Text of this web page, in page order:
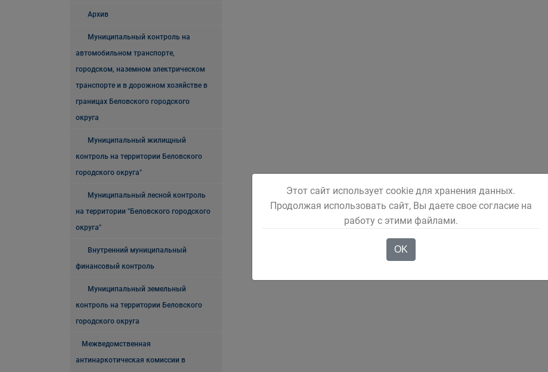
Архив
Муниципальный контроль на
автомобильном транспорте,
городском, наземном электрическом
транспорте и в дорожном хозяйстве в
границах Беловского городского
округа
Муниципальный жилищный
контроль на территории Беловского
городского округа"
Муниципальный лесной контроль
на территории "Беловского городского
округа"
Внутренний муниципальный
финансовый контроль
Муниципальный земельный
контроль на территории Беловского
городского округа
Межведомственная
антинаркотическая комиссии в
Этот сайт использует cookie для хранения данных.
Продолжая использовать сайт, Вы даете свое согласие на
работу с этими файлами.
OK